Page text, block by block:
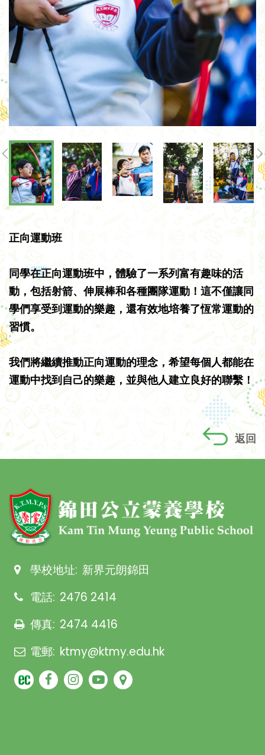
正向運動班
同學在正向運動班中，體驗了一系列富有趣味的活
動，包括射箭、伸展棒和各種團隊運動！這不僅讓同
學們享受到運動的樂趣，還有效地培養了恆常運動的
習慣。
我們將繼續推動正向運動的理念，希望每個人都能在
運動中找到自己的樂趣，並與他人建立良好的聯繫！
返回
學校地址: 新界元朗錦田
電話: 2476 2414
傳真: 2474 4416
電郵: ktmy@ktmy.edu.hk